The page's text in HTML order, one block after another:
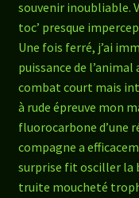
souvenir inoubliable.
toc’ presque
Une fois ferré, j’ai
puissance de l’animal
combat court mais
à rude épreuve mon
fluorocarbone d’une
compagne a
surprise fit osciller la
truite moucheté